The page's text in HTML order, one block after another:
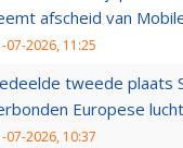
afscheid van
07-2026, 11:25
tweede plaats
Europese
07-2026, 10:37